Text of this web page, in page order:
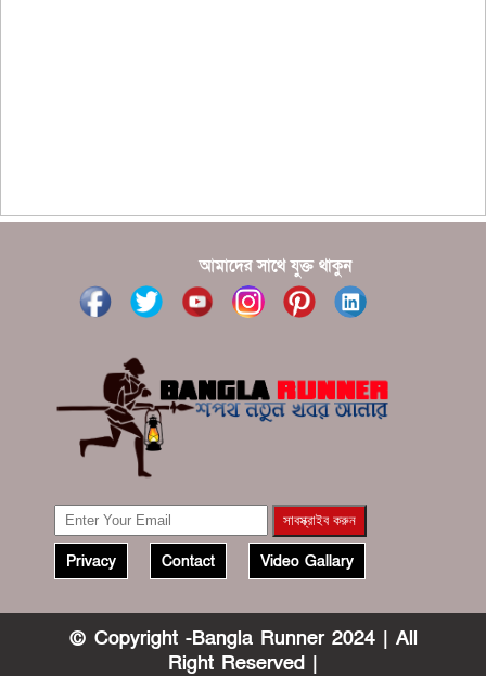
?????? ????? ?????? ???? ???? ?????
আমাদের সাথে যুক্ত থাকুন
Privacy Contact Video Gallary
© Copyright -Bangla Runner 2024 | All
Right Reserved |